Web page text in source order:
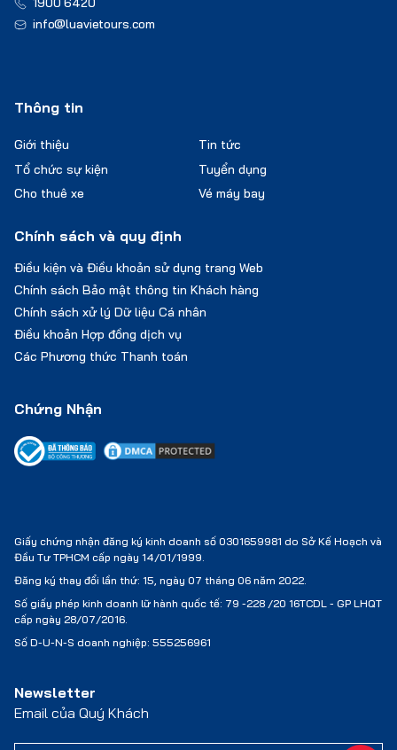
Chứng Nhận
Giấy chứng nhận đăng ký kinh doanh số 0301659981 do Sở Kế Hoạch và
Đầu Tư TPHCM cấp ngày 14/01/1999.
Đăng ký thay đổi lần thứ: 15, ngày 07 tháng 06 năm 2022.
Số giấy phép kinh doanh lữ hành quốc tế: 79 -228 /20 16TCDL - GP LHQT
cấp ngày 28/07/2016.
Số D-U-N-S doanh nghiệp: 555256961
info@luavietours.com
Thông tin
Giới thiệu
Tổ chức sự kiện
Cho thuê xe
Vé máy bay
Tin tức
Tuyển dụng
Chính sách và quy định
Điều kiện và Điều khoản sử dụng trang Web
Chính sách Bảo mật thông tin Khách hàng
Chính sách xử lý Dữ liệu Cá nhân
Điều khoản Hợp đồng dịch vụ
Các Phương thức Thanh toán
Newsletter
Email của Quý Khách